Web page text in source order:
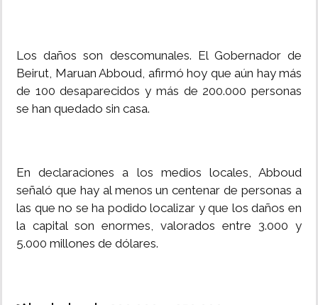
Los daños son descomunales. El Gobernador de
Beirut, Maruan Abboud, afirmó hoy que aún hay más
de 100 desaparecidos y más de 200.000 personas
se han quedado sin casa.
En declaraciones a los medios locales, Abboud
señaló que hay al menos un centenar de personas a
las que no se ha podido localizar y que los daños en
la capital son enormes, valorados entre 3.000 y
5.000 millones de dólares.